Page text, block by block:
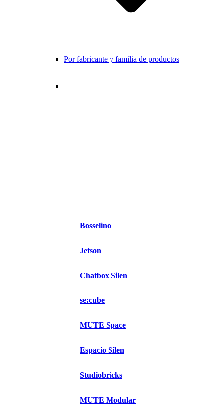
Por fabricante y familia de productos
Bosselino
Jetson
Chatbox Silen
se:cube
MUTE Space
Espacio Silen
Studiobricks
MUTE Modular